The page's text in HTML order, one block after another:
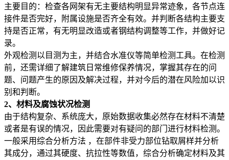
主要目的：检查各网架有无主要结构明显异常迹象，各节点连
接件是否完好，附属设施是否齐全有效。并判断各结构主要支
持是否正常，有无明显改造或者钢结构调整等工作，并做好记
录。
外观检测以目测为主，并结合水准仪等简单检测工具。在检测
前，还需详细了解建筑日常维修保养情况，掌握其存在的问
题、问题产生的原因及解决过程，并对今后的潜在风险加以识
别和判断。
2、材料及腐蚀状况检测
由于结构复杂、系统庞大，原始数据收集必然存在材料不清楚
或者是有误的情况，因此需要对有疑问的部门进行材料检测。
一般采用综合分析方法 ，在部件非受力部位钻取屑样并分析
其成分，通过其硬度、抗拉性等数值，综合分析确定材料及其